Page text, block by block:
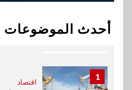
أحدث الموضوعات
بيان
ناتجاس
1
اقتصاد